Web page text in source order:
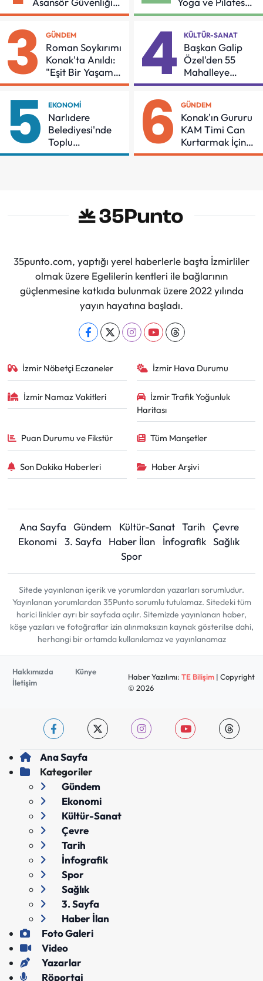
İçin Önemli Protokol
Buluşması
3 GÜNDEM
Roman Soykırımı
Konak'ta Anıldı:
"Eşit Bir Yaşam
İçin Mücadeleyi
4 KÜLTÜR-SANAT
Başkan Galip
Özel'den 55
Mahalleye
Çocuk Şenliği
5 EKONOMI
Narlıdere
Belediyesi'nde
Toplu
Sözleşmeye
6 GÜNDEM
Konak'ın Gururu
KAM Timi Can
Kurtarmak İçin
Demir Aldı
35punto.com, yaptığı yerel haberlerle başta İzmirliler
olmak üzere Egelilerin kentleri ile bağlarının
güçlenmesine katkıda bulunmak üzere 2022 yılında
yayın hayatına başladı.
İzmir Nöbetçi Eczaneler İzmir Hava Durumu
İzmir Namaz Vakitleri
İzmir Trafik Yoğunluk
Haritası
Puan Durumu ve Fikstür Tüm Manşetler
Son Dakika Haberleri Haber Arşivi
Ana Sayfa Gündem Kültür-Sanat Tarih
Çevre
Ekonomi
3. Sayfa Haber İlan İnfografik Sağlık
Spor
Sitede yayınlanan içerik ve yorumlardan yazarları sorumludur.
Yayınlanan yorumlardan 35Punto sorumlu tutulamaz. Sitedeki tüm
harici linkler ayrı bir sayfada açılır. Sitemizde yayınlanan haber,
köşe yazıları ve fotoğraflar izin alınmaksızın kaynak gösterilse dahi,
herhangi bir ortamda kullanılamaz ve yayınlanamaz
Hakkımızda
Künye
İletişim
Haber Yazılımı: TE Bilişim| Copyright
© 2026
Ana Sayfa
Kategoriler
Gündem
Ekonomi
Kültür-Sanat
Çevre
Tarih
İnfografik
Spor
Sağlık
3. Sayfa
Haber İlan
Foto Galeri
Video
Yazarlar
Röportaj